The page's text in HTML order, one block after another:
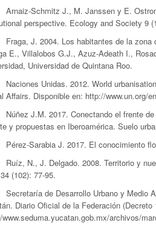
Schmitz J., M. Janssen y E. Ostrom.
perspective. Ecology and Society 9
J. 2004. Los habitantes de la zona
E., Villalobos G.J., Azuz-Adeath I.,
Universidad de Quintana Roo.
Unidas. 2012. World urbanisation
Affairs. Disponible en: http://www.un.org/
J.M. 2017. Conectando el frente de
y propuestas en Iberoamérica. Suelo
Sarabia J. 2017. El conocimiento
N., J. Delgado. 2008. Territorio y
(102): 77-95.
de Desarrollo Urbano y Medio
Diario Oficial de la Federación
archivos/